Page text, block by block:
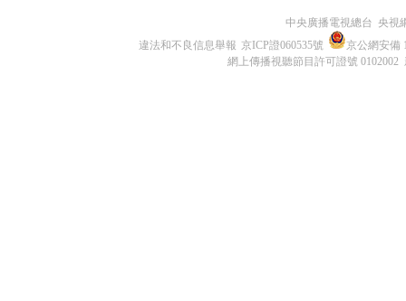
中央廣播電視總台 央視
違法和不良信息舉報 京ICP證060535號
京公網安備
網上傳播視聽節目許可證號 0102002